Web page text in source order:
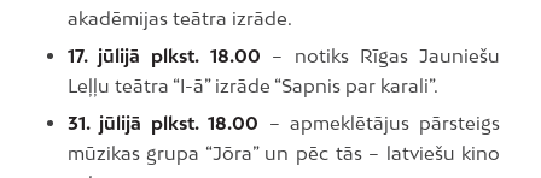
akadēmijas teātra izrāde.
17. jūlijā plkst. 18.00 – notiks Rīgas Jauniešu
Leļļu teātra “I-ā” izrāde “Sapnis par karali”.
31. jūlijā plkst. 18.00 – apmeklētājus pārsteigs
mūzikas grupa “Jōra” un pēc tās – latviešu kino